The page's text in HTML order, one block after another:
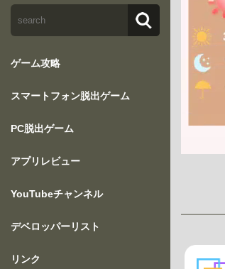
ゲーム攻略
スマートフォン脱出ゲーム
PC脱出ゲーム
アプリレビュー
YouTubeチャンネル
デベロッパーリスト
リンク